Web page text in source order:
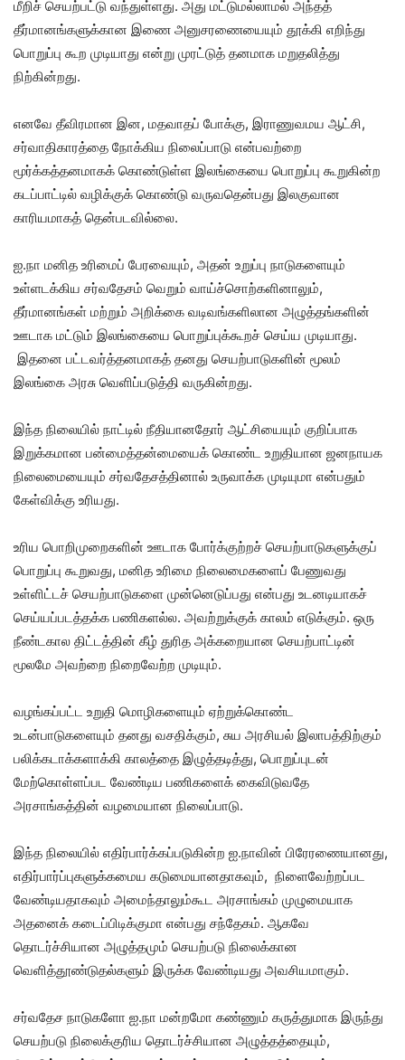
மீறிச் செயற்பட்டு வந்துள்ளது. அது மட்டுமல்லாமல் அந்தத்
தீர்மானங்களுக்கான இணை அனுசரணையையும் தூக்கி எறிந்து
பொறுப்பு கூற முடியாது என்று முரட்டுத் தனமாக மறுதலித்து
நிற்கின்றது.
எனவே தீவிரமான இன, மதவாதப் போக்கு, இராணுவமய ஆட்சி,
சர்வாதிகாரத்தை நோக்கிய நிலைப்பாடு என்பவற்றை
மூர்க்கத்தனமாகக் கொண்டுள்ள இலங்கையை பொறுப்பு கூறுகின்ற
கடப்பாட்டில் வழிக்குக் கொண்டு வருவதென்பது இலகுவான
காரியமாகத் தென்படவில்லை.
ஐ.நா மனித உரிமைப் பேரவையும், அதன் உறுப்பு நாடுகளையும்
உள்ளடக்கிய சர்வதேசம் வெறும் வாய்ச்சொற்களினாலும்,
தீர்மானங்கள் மற்றும் அறிக்கை வடிவங்களிலான அழுத்தங்களின்
ஊடாக மட்டும் இலங்கையை பொறுப்புக்கூறச் செய்ய முடியாது.
இதனை பட்டவர்த்தனமாகத் தனது செயற்பாடுகளின் மூலம்
இலங்கை அரசு வெளிப்படுத்தி வருகின்றது.
இந்த நிலையில் நாட்டில் நீதியானதோர் ஆட்சியையும் குறிப்பாக
இறுக்கமான பன்மைத்தன்மையைக் கொண்ட உறுதியான ஜனநாயக
நிலைமையையும் சர்வதேசத்தினால் உருவாக்க முடியுமா என்பதும்
கேள்விக்கு உரியது.
உரிய பொறிமுறைகளின் ஊடாக போர்க்குற்றச் செயற்பாடுகளுக்குப்
பொறுப்பு கூறுவது, மனித உரிமை நிலைமைகளைப் பேணுவது
உள்ளிட்டச் செயற்பாடுகளை முன்னெடுப்பது என்பது உடனடியாகச்
செய்யப்படத்தக்க பணிகளல்ல. அவற்றுக்குக் காலம் எடுக்கும். ஒரு
நீண்டகால திட்டத்தின் கீழ் துரித அக்கறையான செயற்பாட்டின்
மூலமே அவற்றை நிறைவேற்ற முடியும்.
வழங்கப்பட்ட உறுதி மொழிகளையும் ஏற்றுக்கொண்ட
உடன்பாடுகளையும் தனது வசதிக்கும், சுய அரசியல் இலாபத்திற்கும்
பலிக்கடாக்களாக்கி காலத்தை இழுத்தடித்து, பொறுப்புடன்
மேற்கொள்ளப்பட வேண்டிய பணிகளைக் கைவிடுவதே
அரசாங்கத்தின் வழமையான நிலைப்பாடு.
இந்த நிலையில் எதிர்பார்க்கப்படுகின்ற ஐ.நாவின் பிரேரணையானது,
எதிர்பார்ப்புகளுக்கமைய கடுமையானதாகவும், நிளைவேற்றப்பட
வேண்டியதாகவும் அமைந்தாலும்கூட அரசாங்கம் முழுமையாக
அதனைக் கடைப்பிடிக்குமா என்பது சந்தேகம். ஆகவே
தொடர்ச்சியான அழுத்தமும் செயற்படு நிலைக்கான
வெளித்தூண்டுதல்களும் இருக்க வேண்டியது அவசியமாகும்.
சர்வதேச நாடுகளோ ஐ.நா மன்றமோ கண்ணும் கருத்துமாக இருந்து
செயற்படு நிலைக்குரிய தொடர்ச்சியான அழுத்தத்தையும்,